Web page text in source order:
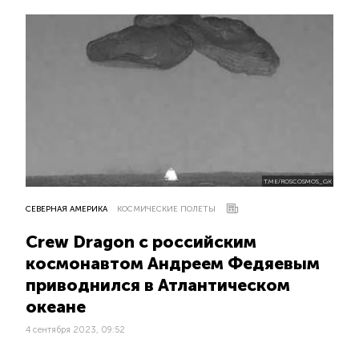
T.ME/ROSCOSMOS_GK
СЕВЕРНАЯ АМЕРИКА КОСМИЧЕСКИЕ ПОЛЕТЫ
Crew Dragon с российским
космонавтом Андреем Федяевым
приводнился в Атлантическом
океане
4 сентября 2023, 09:52